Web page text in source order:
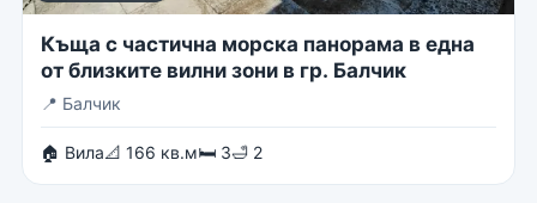
Къща с частична морска панорама в една
от близките вилни зони в гр. Балчик
📍 Балчик
🏠 Вила📐 166 кв.м🛏 3🛁 2